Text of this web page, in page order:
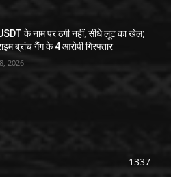
के नाम पर ठगी नहीं, सीधे लूट का खेल;
ब्रांच गैंग के 4 आरोपी गिरफ्तार
2026
1337